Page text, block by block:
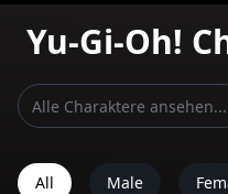
Yu-Gi-Oh!
All Male